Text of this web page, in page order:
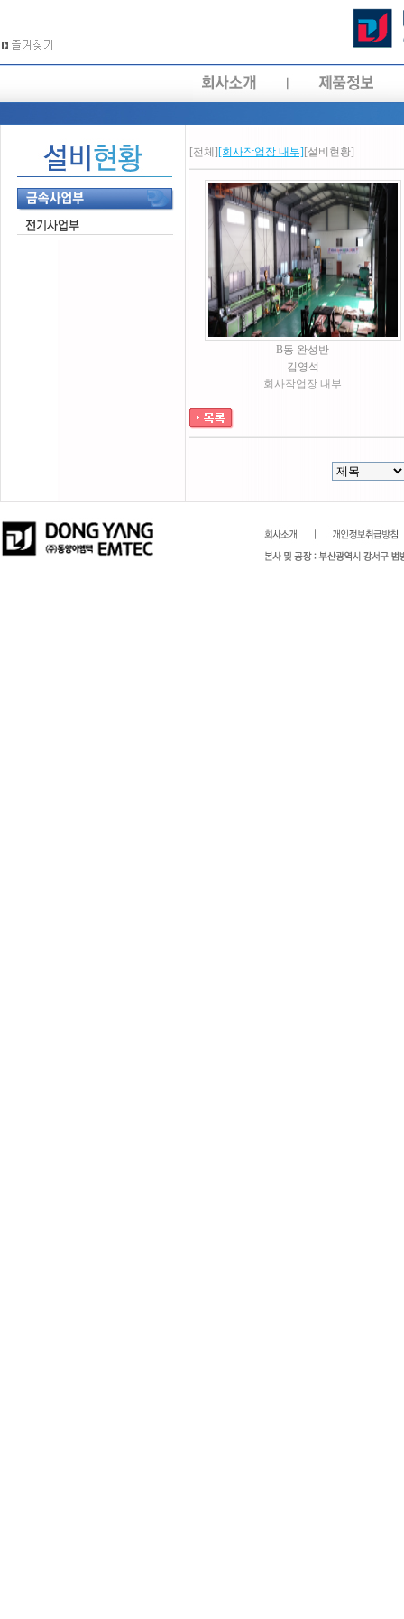
[전체] [회사작업장 내부] [설비현황]
B동 완성반
김영석
회사작업장 내부